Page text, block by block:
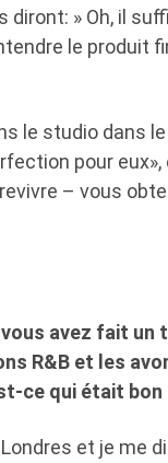
» Oh, il
le produit
le studio dans le
pour eux»,
– vous
avez fait un
R&B et les
ce qui était bon
et je me